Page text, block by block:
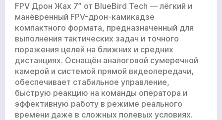
FPV Дрон Жах 7” от BlueBird Tech — лёгкий и
манёвренный FPV-дрон-камикадзе
компактного формата, предназначенный для
выполнения тактических задач и точного
поражения целей на ближних и средних
дистанциях. Оснащён аналоговой сумеречной
камерой и системой прямой видеопередачи,
обеспечивает стабильное управление,
быструю реакцию на команды оператора и
эффективную работу в режиме реального
времени даже в сложных полевых условиях.